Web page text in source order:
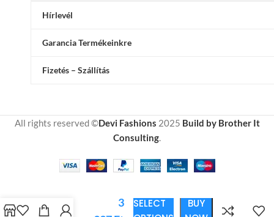
Hírlevél
Garancia Termékeinkre
Fizetés – Szállítás
All rights reserved ©Devi Fashions 2025 Build by Brother It
Consulting.
Lepedő
3
SELECT
BUY